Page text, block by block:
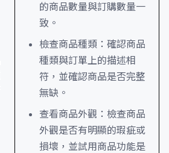
的商品數量與訂購數量一
致。
檢查商品種類：確認商品
種類與訂單上的描述相
符，並確認商品是否完整
無缺。
查看商品外觀：檢查商品
外觀是否有明顯的瑕疵或
損壞，並試用商品功能是